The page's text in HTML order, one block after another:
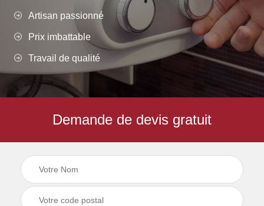
Artisan passionné
Prix imbattable
Travail de qualité
Demande de devis gratuit